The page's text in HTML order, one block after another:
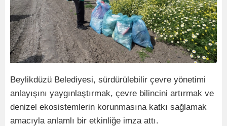
Beylikdüzü Belediyesi, sürdürülebilir çevre yönetimi
anlayışını yaygınlaştırmak, çevre bilincini artırmak ve
denizel ekosistemlerin korunmasına katkı sağlamak
amacıyla anlamlı bir etkinliğe imza attı.